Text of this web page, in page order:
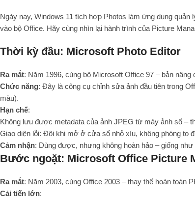
Ngày nay, Windows 11 tích hợp Photos làm ứng dụng
vào bộ Office. Hãy cùng nhìn lại hành trình của Picture
Thời kỳ đầu: Microsoft Photo Editor
Ra mắt: Năm 1996, cùng bộ Microsoft Office 97 – bản nâng
Chức năng: Đây là công cụ chỉnh sửa ảnh đầu tiên trong
màu).
Hạn chế:
Không lưu được metadata của ảnh JPEG từ máy ảnh số –
Giao diện lỗi: Đôi khi mở ở cửa sổ nhỏ xíu, không phóng to
Cảm nhận: Dùng được, nhưng không hoàn hảo – giống
Bước ngoặt: Microsoft Office Picture
Ra mắt: Năm 2003, cùng Office 2003 – thay thế hoàn toàn
Cải tiến lớn: